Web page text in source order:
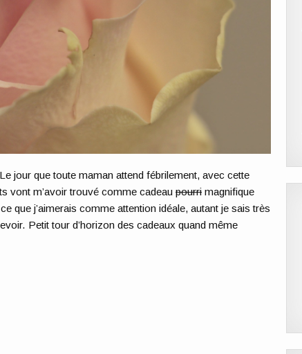
jour que toute maman attend fébrilement, avec cette
vont m’avoir trouvé comme cadeaupourri magnifique
que j’aimerais comme attention idéale, autant je sais très
Petit tour d’horizon des cadeaux quand même